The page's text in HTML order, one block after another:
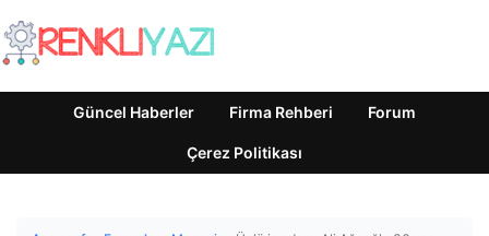
Güncel Haberler Firma Rehberi Forum
Çerez Politikası